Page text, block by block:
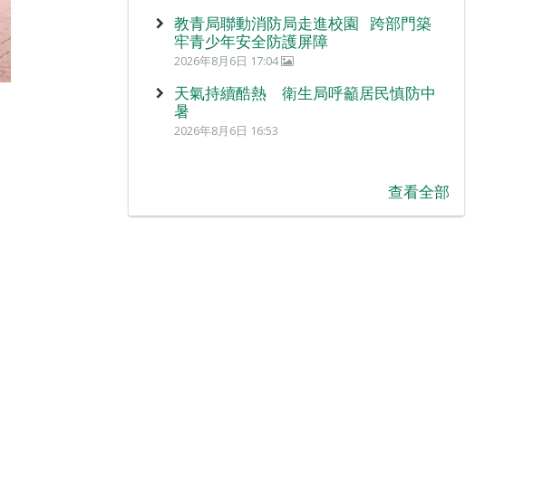
教青局聯動消防局走進校園 跨部門築
牢青少年安全防護屏障
2026年8月6日 17:04
天氣持續酷熱 衛生局呼籲居民慎防中
暑
2026年8月6日 16:53
查看全部